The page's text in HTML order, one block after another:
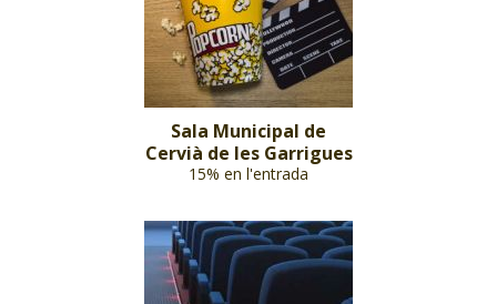
Sala Municipal de
Cervià de les Garrigues
15% en l'entrada